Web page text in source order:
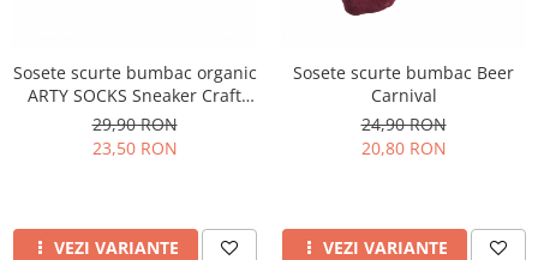
Sosete scurte bumbac organic
ARTY SOCKS Sneaker Craft
Beer
29,90 RON
23,50 RON
VEZI VARIANTE
Sosete scurte bumbac Beer
Carnival
24,90 RON
20,80 RON
VEZI VARIANTE